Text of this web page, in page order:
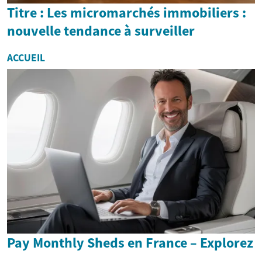
Titre : Les micromarchés immobiliers :
nouvelle tendance à surveiller
ACCUEIL
Pay Monthly Sheds en France – Explorez